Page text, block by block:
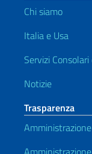
Chi siamo
Italia e Usa
Servizi
Notizie
Trasparenza